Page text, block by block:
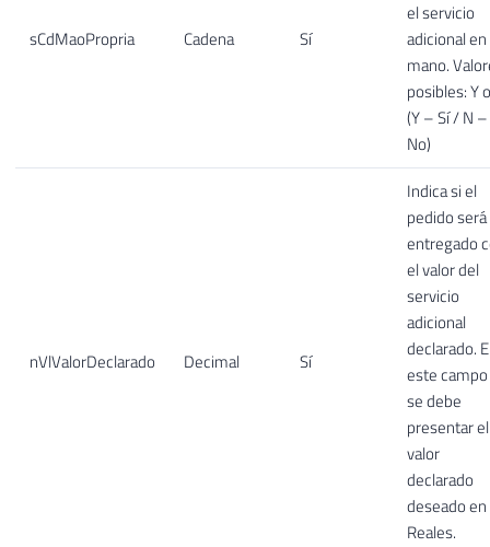
sCdMaoPropria Cadena Sí
el servicio
adicional en
mano.
posibles: Y
(Y – Sí / N –
No)
nVlValorDeclarado Decimal Sí
Indica si el
pedido será
entregado
el valor del
servicio
adicional
declarado.
este campo
se debe
presentar el
valor
declarado
deseado en
Reales.